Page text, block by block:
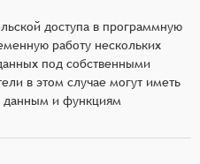
доступа в программную
работу нескольких
под собственными
в этом случае могут иметь
данным и функциям